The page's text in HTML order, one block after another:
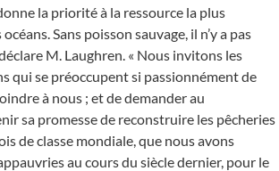
la priorité à la ressource la plus
Sans poisson sauvage, il n’y a pas
M. Laughren. « Nous invitons les
qui se préoccupent si passionnément de
à nous ; et de demander au
sa promesse de reconstruire les pêcheries
de classe mondiale, que nous avons
au cours du siècle dernier, pour le